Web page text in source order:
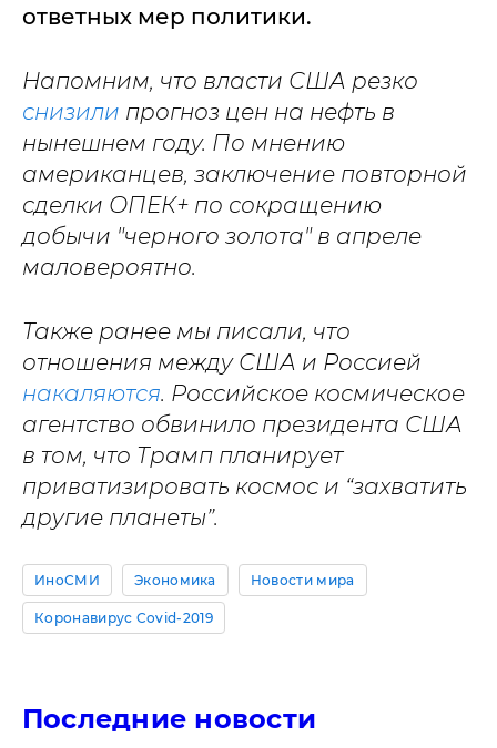
ответных мер политики.
Напомним, что власти США резко
снизили прогноз цен на нефть в
нынешнем году. По мнению
американцев, заключение повторной
сделки ОПЕК+ по сокращению
добычи "черного золота" в апреле
маловероятно.
Также ранее мы писали, что
отношения между США и Россией
накаляются. Российское космическое
агентство обвинило президента США
в том, что Трамп планирует
приватизировать космос и “захватить
другие планеты”.
ИноСМИ Экономика Новости мира
Коронавирус Covid-2019
Последние новости